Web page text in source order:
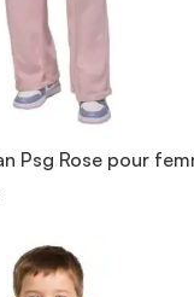
Psg Rose pour